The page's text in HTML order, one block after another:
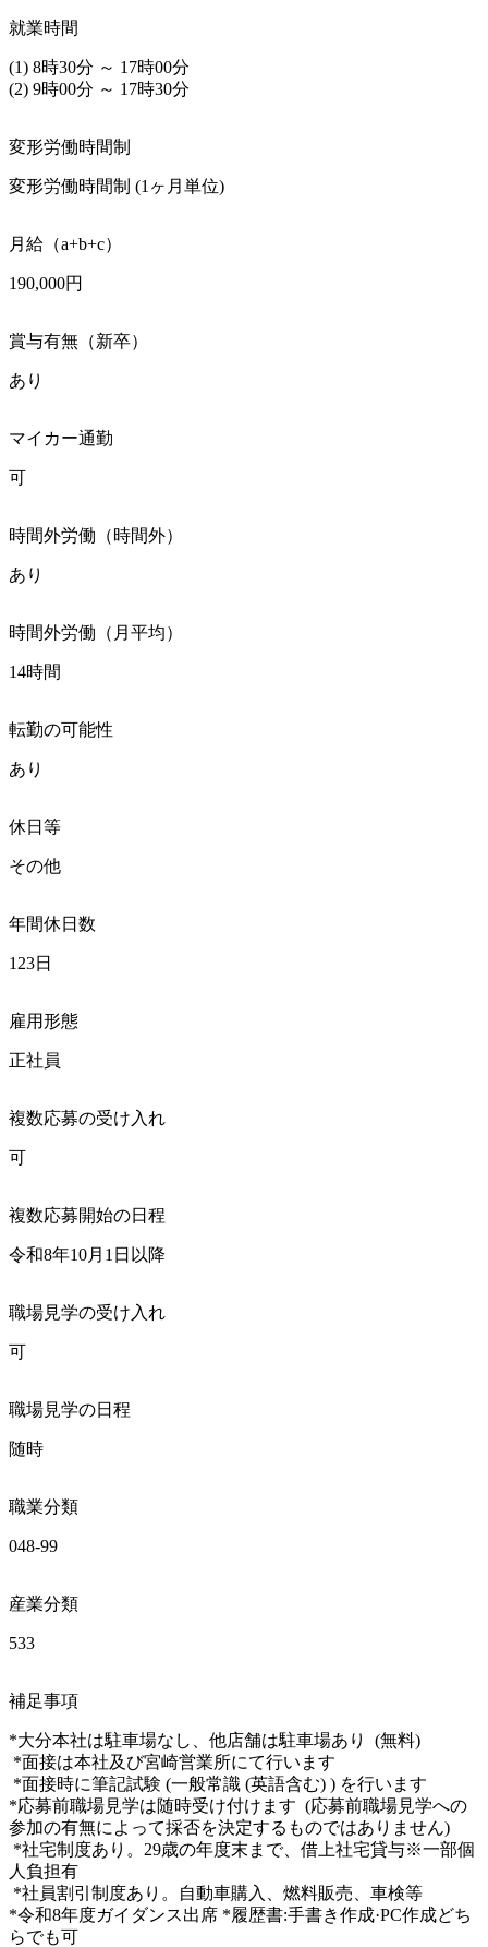
就業時間
(1) 8時30分 ～ 17時00分
(2) 9時00分 ～ 17時30分
変形労働時間制
変形労働時間制 (1ヶ月単位)
月給（a+b+c）
190,000円
賞与有無（新卒）
あり
マイカー通勤
可
時間外労働（時間外）
あり
時間外労働（月平均）
14時間
転勤の可能性
あり
休日等
その他
年間休日数
123日
雇用形態
正社員
複数応募の受け入れ
可
複数応募開始の日程
令和8年10月1日以降
職場見学の受け入れ
可
職場見学の日程
随時
職業分類
048-99
産業分類
533
補足事項
*大分本社は駐車場なし、他店舗は駐車場あり  (無料)
*応募前職場見学は随時受け付けます  (応募前職場見学への
参加の有無によって採否を決定するものではありません)
人負担有
*令和8年度ガイダンス出席 *履歴書:手書き作成·PC作成どち
らでも可